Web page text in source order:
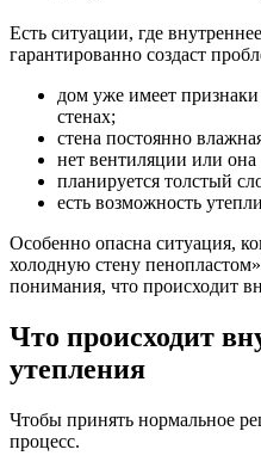
Есть ситуации, где
гарантированно создаст
дом уже имеет
стенах;
стена постоянно
нет вентиляции или она
планируется толстый
есть возможность
Особенно опасна ситуация,
холодную стену
понимания, что происходит
Что происходит
утепления
Чтобы принять нормальное
процесс.